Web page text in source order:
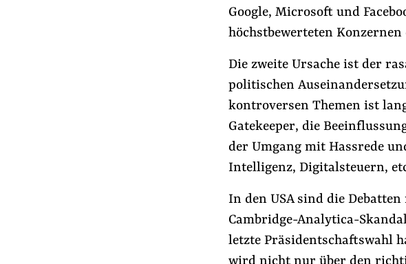
Google, Microsoft und
höchstbewerteten Konzernen
Die zweite Ursache ist der
politischen
kontroversen Themen ist
Gatekeeper, die
der Umgang mit Hassrede
Intelligenz, Digitalsteuern,
In den USA sind die
Cambridge-Analytica-
letzte Präsidentschaftswahl